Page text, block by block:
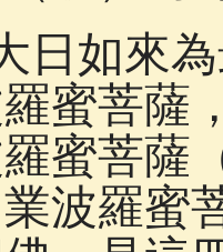
日如來
蜜菩薩
蜜菩薩
業波羅